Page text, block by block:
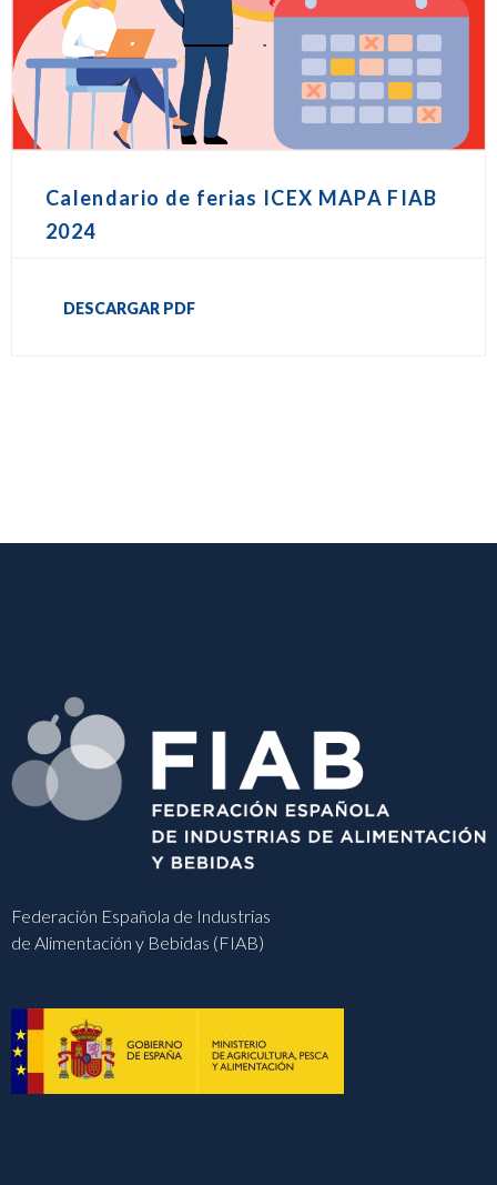
Calendario de ferias ICEX MAPA FIAB
2024
DESCARGAR PDF
Federación Española de Industrias
de Alimentación y Bebidas (FIAB)